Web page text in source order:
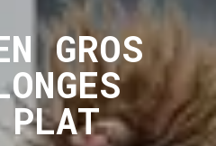
GROS